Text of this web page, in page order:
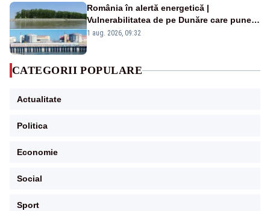
România în alertă energetică |
Vulnerabilitatea de pe Dunăre care pune
în pericol Centrala Cernavodă era
1 aug. 2026, 09:32
CATEGORII POPULARE
Actualitate
Politica
Economie
Social
Sport